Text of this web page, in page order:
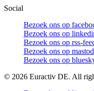
Social
Bezoek ons op
Bezoek ons op
Bezoek ons op rss-
Bezoek ons op
Bezoek ons op
© 2026 Euractiv DE. All